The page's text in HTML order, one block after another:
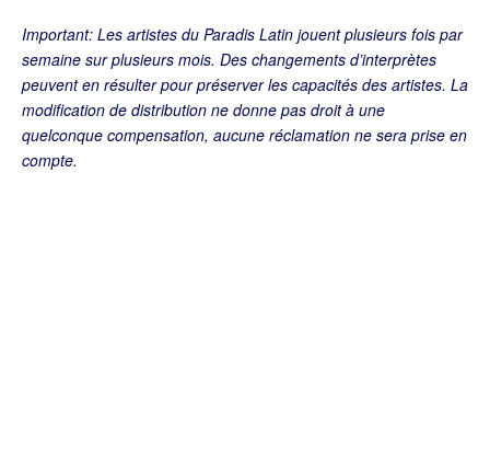
Important: Les artistes du Paradis Latin jouent plusieurs fois par
semaine sur plusieurs mois. Des changements d’interprètes
peuvent en résulter pour préserver les capacités des artistes. La
modification de distribution ne donne pas droit à une
quelconque compensation, aucune réclamation ne sera prise en
compte.